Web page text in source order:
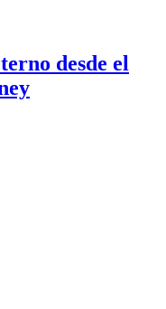
desde el